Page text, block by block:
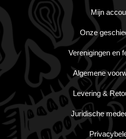
Mijn
Onze
Verenigingen en
Algemene
Levering &
Juridische